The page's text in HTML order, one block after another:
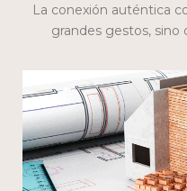
La conexión auténtica
grandes gestos, sino